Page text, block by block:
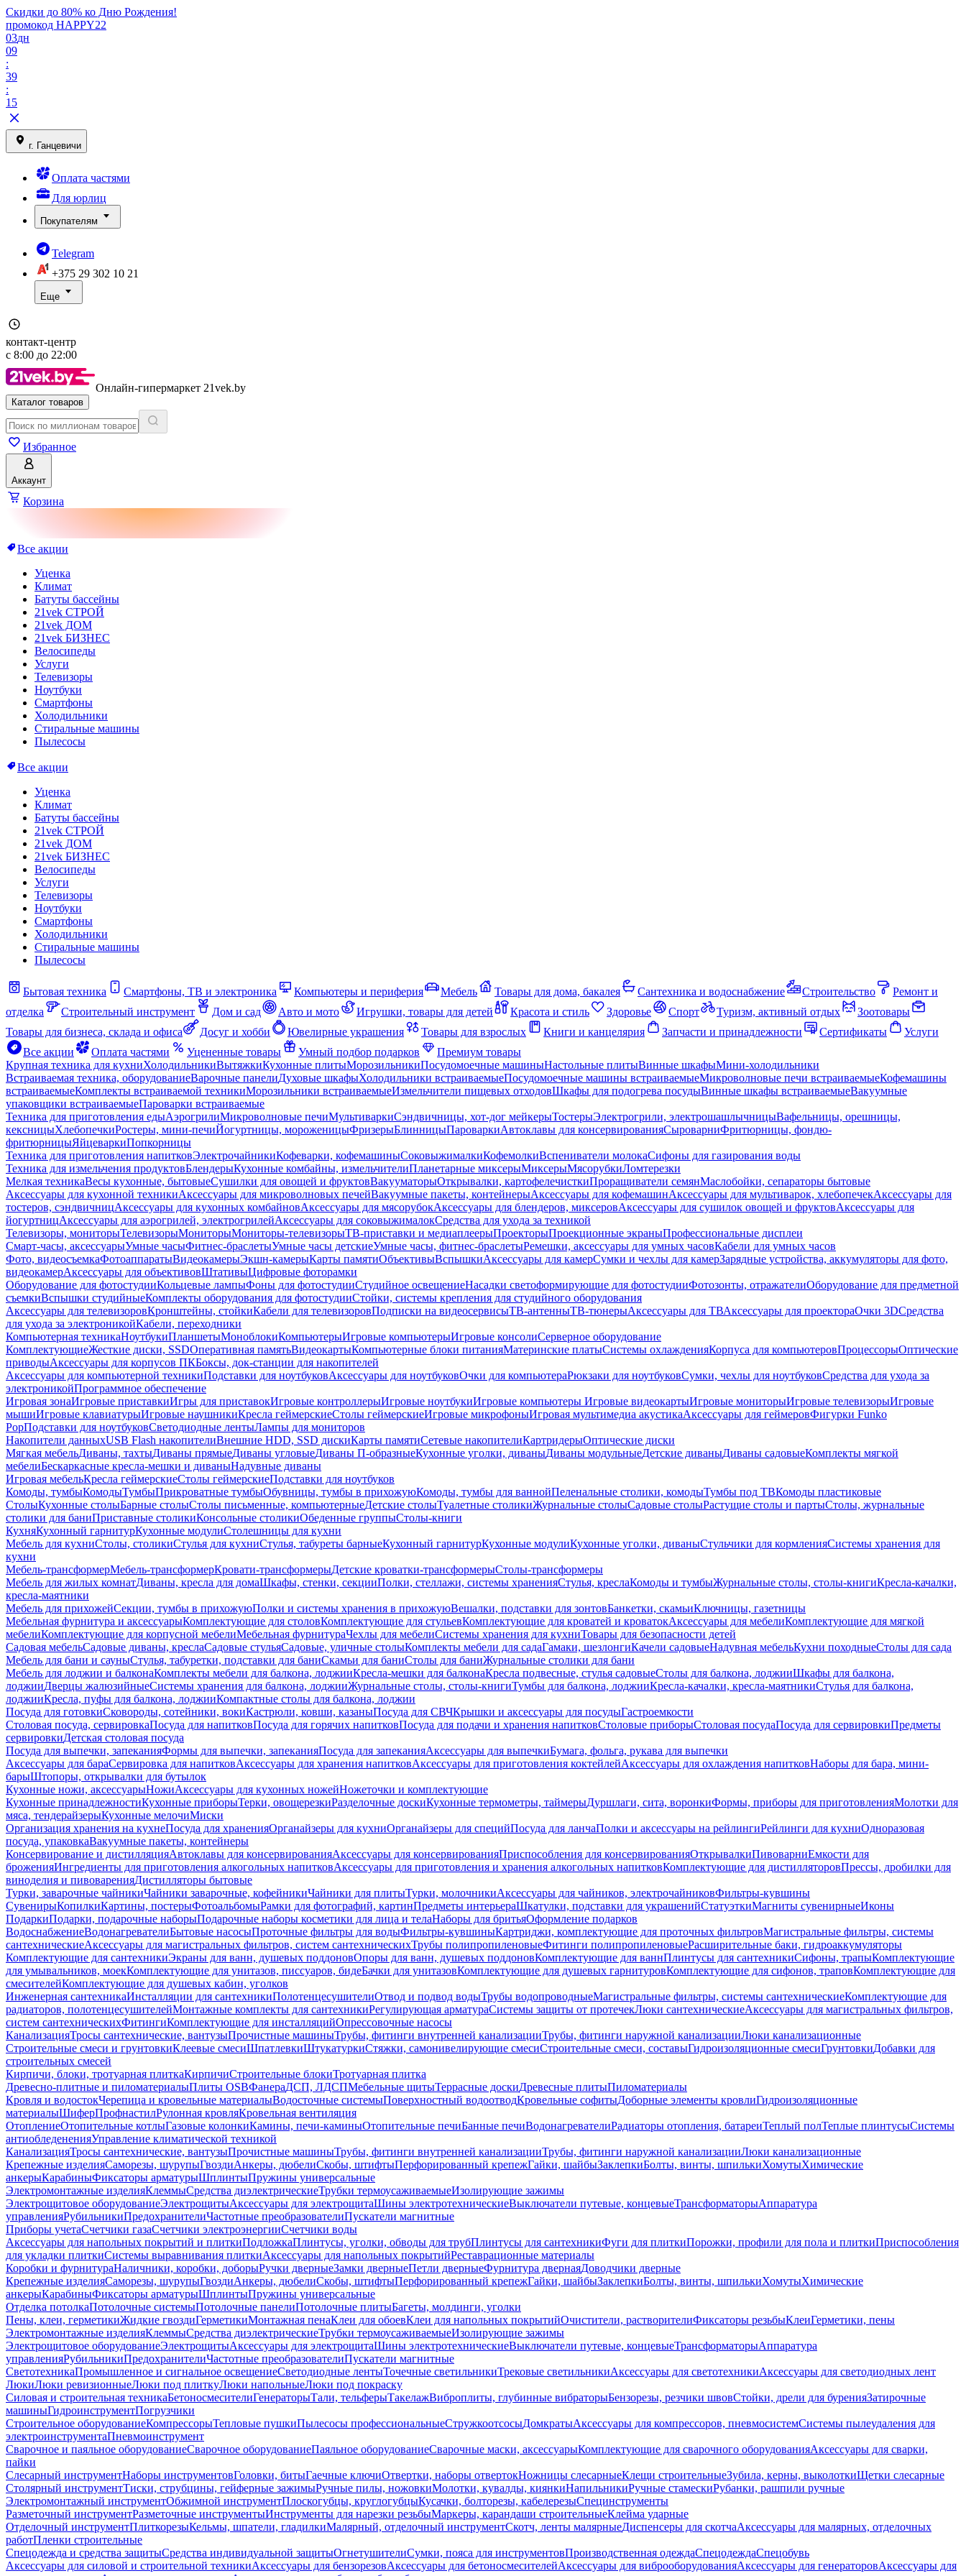
Скидки до 80% ко Дню Рождения!
промокод HAPPY22
03дн
09
:
39
:
15
г. Ганцевичи
Оплата частями
Для юрлиц
Покупателям
Telegram
+375 29 302 10 21
Еще
контакт-центр
с 8:00 до 22:00
Онлайн-гипермаркет 21vek.by
Каталог товаров
Избранное
Аккаунт
Корзина
Все акции
Уценка
Климат
Батуты бассейны
21vek СТРОЙ
21vek ДОМ
21vek БИЗНЕС
Велосипеды
Услуги
Телевизоры
Ноутбуки
Смартфоны
Холодильники
Стиральные машины
Пылесосы
Все акции
Уценка
Климат
Батуты бассейны
21vek СТРОЙ
21vek ДОМ
21vek БИЗНЕС
Велосипеды
Услуги
Телевизоры
Ноутбуки
Смартфоны
Холодильники
Стиральные машины
Пылесосы
Бытовая техника Смартфоны, ТВ и электроника Компьютеры и периферия Мебель Товары для дома, бакалея Сантехника и водоснабжение Строительство
Ремонт и
отделка
Строительный инструмент Дом и сад Авто и мото Игрушки, товары для детей Красота и стиль Здоровье Спорт Туризм, активный отдых
Зоотовары
Товары для бизнеса, склада и офиса
Досуг и хобби Ювелирные украшения Товары для взрослых Книги и канцелярия Запчасти и принадлежности Сертификаты
Услуги
Все акции
Оплата частями Уцененные товары Умный подбор подарков
Премиум товары
Крупная техника для кухниХолодильникиВытяжкиКухонные плитыМорозильникиПосудомоечные машиныНастольные плитыВинные шкафыМини-холодильники
Встраиваемая техника, оборудованиеВарочные панелиДуховые шкафыХолодильники встраиваемыеПосудомоечные машины встраиваемыеМикроволновые печи встраиваемыеКофемашины
встраиваемыеКомплекты встраиваемой техникиМорозильники встраиваемыеИзмельчители пищевых отходовШкафы для подогрева посудыВинные шкафы встраиваемыеВакуумные
упаковщики встраиваемыеПароварки встраиваемые
Техника для приготовления едыАэрогрилиМикроволновые печиМультиваркиСэндвичницы, хот-дог мейкерыТостерыЭлектрогрили, электрошашлычницыВафельницы, орешницы,
кексницыХлебопечкиРостеры, мини-печиЙогуртницы, мороженицыФризерыБлинницыПароваркиАвтоклавы для консервированияСыроварниФритюрницы, фондю-
фритюрницыЯйцеваркиПопкорницы
Техника для приготовления напитковЭлектрочайникиКофеварки, кофемашиныСоковыжималкиКофемолкиВспениватели молокаСифоны для газирования воды
Техника для измельчения продуктовБлендерыКухонные комбайны, измельчителиПланетарные миксерыМиксерыМясорубкиЛомтерезки
Мелкая техникаВесы кухонные, бытовыеСушилки для овощей и фруктовВакууматорыОткрывалки, картофелечисткиПроращиватели семянМаслобойки, сепараторы бытовые
Аксессуары для кухонной техникиАксессуары для микроволновых печейВакуумные пакеты, контейнерыАксессуары для кофемашинАксессуары для мультиварок, хлебопечекАксессуары для
тостеров, сэндвичницАксессуары для кухонных комбайновАксессуары для мясорубокАксессуары для блендеров, миксеровАксессуары для сушилок овощей и фруктовАксессуары для
йогуртницАксессуары для аэрогрилей, электрогрилейАксессуары для соковыжималокСредства для ухода за техникой
Телевизоры, мониторыТелевизорыМониторыМониторы-телевизорыТВ-приставки и медиаплеерыПроекторыПроекционные экраныПрофессиональные дисплеи
Смарт-часы, аксессуарыУмные часыФитнес-браслетыУмные часы детскиеУмные часы, фитнес-браслетыРемешки, аксессуары для умных часовКабели для умных часов
Фото, видеосъемкаФотоаппаратыВидеокамерыЭкшн-камерыКарты памятиОбъективыВспышкиАксессуары для камерСумки и чехлы для камерЗарядные устройства, аккумуляторы для фото,
видеокамерАксессуары для объективовШтативыЦифровые фоторамки
Оборудование для фотостудииКольцевые лампыФоны для фотостудииСтудийное освещениеНасадки светоформирующие для фотостудииФотозонты, отражателиОборудование для предметной
съемкиВспышки студийныеКомплекты оборудования для фотостудииСтойки, системы крепления для студийного оборудования
Аксессуары для телевизоровКронштейны, стойкиКабели для телевизоровПодписки на видеосервисыТВ-антенныТВ-тюнерыАксессуары для ТВАксессуары для проектораОчки 3DСредства
для ухода за электроникойКабели, переходники
Компьютерная техникаНоутбукиПланшетыМоноблокиКомпьютерыИгровые компьютерыИгровые консолиСерверное оборудование
КомплектующиеЖесткие диски, SSDОперативная памятьВидеокартыКомпьютерные блоки питанияМатеринские платыСистемы охлажденияКорпуса для компьютеровПроцессорыОптические
приводыАксессуары для корпусов ПКБоксы, док-станции для накопителей
Аксессуары для компьютерной техникиПодставки для ноутбуковАксессуары для ноутбуковОчки для компьютераРюкзаки для ноутбуковСумки, чехлы для ноутбуковСредства для ухода за
электроникойПрограммное обеспечение
Игровая зонаИгровые приставкиИгры для приставокИгровые контроллерыИгровые ноутбукиИгровые компьютеры Игровые видеокартыИгровые мониторыИгровые телевизорыИгровые
мышиИгровые клавиатурыИгровые наушникиКресла геймерскиеСтолы геймерскиеИгровые микрофоныИгровая мультимедиа акустикаАксессуары для геймеровФигурки Funko
PopПодставки для ноутбуковСветодиодные лентыЛампы для мониторов
Накопители данныхUSB Flash накопителиВнешние HDD, SSD дискиКарты памятиСетевые накопителиКартридерыОптические диски
Мягкая мебельДиваны, тахтыДиваны прямыеДиваны угловыеДиваны П-образныеКухонные уголки, диваныДиваны модульныеДетские диваныДиваны садовыеКомплекты мягкой
мебелиБескаркасные кресла-мешки и диваныНадувные диваны
Игровая мебельКресла геймерскиеСтолы геймерскиеПодставки для ноутбуков
Комоды, тумбыКомодыТумбыПрикроватные тумбыОбувницы, тумбы в прихожуюКомоды, тумбы для ваннойПеленальные столики, комодыТумбы под ТВКомоды пластиковые
СтолыКухонные столыБарные столыСтолы письменные, компьютерныеДетские столыТуалетные столикиЖурнальные столыСадовые столыРастущие столы и партыСтолы, журнальные
столики для баниПриставные столикиКонсольные столикиОбеденные группыСтолы-книги
КухняКухонный гарнитурКухонные модулиСтолешницы для кухни
Мебель для кухниСтолы, столикиСтулья для кухниСтулья, табуреты барныеКухонный гарнитурКухонные модулиКухонные уголки, диваныСтульчики для кормленияСистемы хранения для
кухни
Мебель-трансформерМебель-трансформерКровати-трансформерыДетские кроватки-трансформерыСтолы-трансформеры
Мебель для жилых комнатДиваны, кресла для домаШкафы, стенки, секцииПолки, стеллажи, системы храненияСтулья, креслаКомоды и тумбыЖурнальные столы, столы-книгиКресла-качалки,
кресла-маятники
Мебель для прихожейСекции, тумбы в прихожуюПолки и системы хранения в прихожуюВешалки, подставки для зонтовБанкетки, скамьиКлючницы, газетницы
Мебельная фурнитура и аксессуарыКомплектующие для столовКомплектующие для стульевКомплектующие для кроватей и кроватокАксессуары для мебелиКомплектующие для мягкой
мебелиКомплектующие для корпусной мебелиМебельная фурнитураЧехлы для мебелиСистемы хранения для кухниТовары для безопасности детей
Садовая мебельСадовые диваны, креслаСадовые стульяСадовые, уличные столыКомплекты мебели для садаГамаки, шезлонгиКачели садовыеНадувная мебельКухни походныеСтолы для сада
Мебель для бани и сауныСтулья, табуретки, подставки для баниСкамьи для баниСтолы для баниЖурнальные столики для бани
Мебель для лоджии и балконаКомплекты мебели для балкона, лоджииКресла-мешки для балконаКресла подвесные, стулья садовыеСтолы для балкона, лоджииШкафы для балкона,
лоджииДверцы жалюзийныеСистемы хранения для балкона, лоджииЖурнальные столы, столы-книгиТумбы для балкона, лоджииКресла-качалки, кресла-маятникиСтулья для балкона,
лоджииКресла, пуфы для балкона, лоджииКомпактные столы для балкона, лоджии
Посуда для готовкиСковороды, сотейники, вокиКастрюли, ковши, казаныПосуда для СВЧКрышки и аксессуары для посудыГастроемкости
Столовая посуда, сервировкаПосуда для напитковПосуда для горячих напитковПосуда для подачи и хранения напитковСтоловые приборыСтоловая посудаПосуда для сервировкиПредметы
сервировкиДетская столовая посуда
Посуда для выпечки, запеканияФормы для выпечки, запеканияПосуда для запеканияАксессуары для выпечкиБумага, фольга, рукава для выпечки
Аксессуары для бараСервировка для напитковАксессуары для хранения напитковАксессуары для приготовления коктейлейАксессуары для охлаждения напитковНаборы для бара, мини-
барыШтопоры, открывалки для бутылок
Кухонные ножи, аксессуарыНожиАксессуары для кухонных ножейНожеточки и комплектующие
Кухонные принадлежностиКухонные приборыТерки, овощерезкиРазделочные доскиКухонные термометры, таймерыДуршлаги, сита, воронкиФормы, приборы для приготовленияМолотки для
мяса, тендерайзерыКухонные мелочиМиски
Организация хранения на кухнеПосуда для храненияОрганайзеры для кухниОрганайзеры для специйПосуда для ланчаПолки и аксессуары на рейлингиРейлинги для кухниОдноразовая
посуда, упаковкаВакуумные пакеты, контейнеры
Консервирование и дистилляцияАвтоклавы для консервированияАксессуары для консервированияПриспособления для консервированияОткрывалкиПивоварниЕмкости для
броженияИнгредиенты для приготовления алкогольных напитковАксессуары для приготовления и хранения алкогольных напитковКомплектующие для дистилляторовПрессы, дробилки для
виноделия и пивоваренияДистилляторы бытовые
Турки, заварочные чайникиЧайники заварочные, кофейникиЧайники для плитыТурки, молочникиАксессуары для чайников, электрочайниковФильтры-кувшины
СувенирыКопилкиКартины, постерыФотоальбомыРамки для фотографий, картинПредметы интерьераШкатулки, подставки для украшенийСтатуэткиМагниты сувенирныеИконы
ПодаркиПодарки, подарочные наборыПодарочные наборы косметики для лица и телаНаборы для бритьяОформление подарков
ВодоснабжениеВодонагревателиБытовые насосыПроточные фильтры для водыФильтры-кувшиныКартриджи, комплектующие для проточных фильтровМагистральные фильтры, системы
сантехническиеАксессуары для магистральных фильтров, систем сантехническихТрубы полипропиленовыеФитинги полипропиленовыеРасширительные баки, гидроаккумуляторы
Комплектующие для сантехникиЭкраны для ванн, душевых поддоновОпоры для ванн, душевых поддоновКомплектующие для ваннПлинтусы для сантехникиСифоны, трапыКомплектующие
для умывальников, моекКомплектующие для унитазов, писсуаров, бидеБачки для унитазовКомплектующие для душевых гарнитуровКомплектующие для сифонов, траповКомплектующие для
смесителейКомплектующие для душевых кабин, уголков
Инженерная сантехникаИнсталляции для сантехникиПолотенцесушителиОтвод и подвод водыТрубы водопроводныеМагистральные фильтры, системы сантехническиеКомплектующие для
радиаторов, полотенцесушителейМонтажные комплекты для сантехникиРегулирующая арматураСистемы защиты от протечекЛюки сантехническиеАксессуары для магистральных фильтров,
систем сантехническихФитингиКомплектующие для инсталляцийОпрессовочные насосы
КанализацияТросы сантехнические, вантузыПрочистные машиныТрубы, фитинги внутренней канализацииТрубы, фитинги наружной канализацииЛюки канализационные
Строительные смеси и грунтовкиКлеевые смесиШпатлевкиШтукатуркиСтяжки, самонивелирующие смесиСтроительные смеси, составыГидроизоляционные смесиГрунтовкиДобавки для
строительных смесей
Кирпичи, блоки, тротуарная плиткаКирпичиСтроительные блокиТротуарная плитка
Древесно-плитные и пиломатериалыПлиты OSBФанераДСП, ЛДСПМебельные щитыТеррасные доскиДревесные плитыПиломатериалы
Кровля и водостокЧерепица и кровельные материалыВодосточные системыПоверхностный водоотводКровельные софитыДоборные элементы кровлиГидроизоляционные
материалыШиферПрофнастилРулонная кровляКровельная вентиляция
ОтоплениеОтопительные котлыГазовые колонкиКамины, печи-каминыОтопительные печиБанные печиВодонагревателиРадиаторы отопления, батареиТеплый полТеплые плинтусыСистемы
антиобледененияУправление климатической техникой
КанализацияТросы сантехнические, вантузыПрочистные машиныТрубы, фитинги внутренней канализацииТрубы, фитинги наружной канализацииЛюки канализационные
Крепежные изделияСаморезы, шурупыГвоздиАнкеры, дюбелиСкобы, штифтыПерфорированный крепежГайки, шайбыЗаклепкиБолты, винты, шпилькиХомутыХимические
анкерыКарабиныФиксаторы арматурыШплинтыПружины универсальные
Электромонтажные изделияКлеммыСредства диэлектрическиеТрубки термоусаживаемыеИзолирующие зажимы
Электрощитовое оборудованиеЭлектрощитыАксессуары для электрощитаШины электротехническиеВыключатели путевые, концевыеТрансформаторыАппаратура
управленияРубильникиПредохранителиЧастотные преобразователиПускатели магнитные
Приборы учетаСчетчики газаСчетчики электроэнергииСчетчики воды
Аксессуары для напольных покрытий и плиткиПодложкаПлинтусы, уголки, обводы для трубПлинтусы для сантехникиФуги для плиткиПорожки, профили для пола и плиткиПриспособления
для укладки плиткиСистемы выравнивания плиткиАксессуары для напольных покрытийРеставрационные материалы
Коробки и фурнитураНаличники, коробки, доборыРучки дверныеЗамки дверныеПетли дверныеФурнитура двернаяДоводчики дверные
Крепежные изделияСаморезы, шурупыГвоздиАнкеры, дюбелиСкобы, штифтыПерфорированный крепежГайки, шайбыЗаклепкиБолты, винты, шпилькиХомутыХимические
анкерыКарабиныФиксаторы арматурыШплинтыПружины универсальные
Отделка потолкаПотолочные системыПотолочные панелиПотолочные плитыБагеты, молдинги, уголки
Пены, клеи, герметикиЖидкие гвоздиГерметикиМонтажная пенаКлеи для обоевКлеи для напольных покрытийОчистители, растворителиФиксаторы резьбыКлеиГерметики, пены
Электромонтажные изделияКлеммыСредства диэлектрическиеТрубки термоусаживаемыеИзолирующие зажимы
Электрощитовое оборудованиеЭлектрощитыАксессуары для электрощитаШины электротехническиеВыключатели путевые, концевыеТрансформаторыАппаратура
управленияРубильникиПредохранителиЧастотные преобразователиПускатели магнитные
СветотехникаПромышленное и сигнальное освещениеСветодиодные лентыТочечные светильникиТрековые светильникиАксессуары для светотехникиАксессуары для светодиодных лент
ЛюкиЛюки ревизионныеЛюки под плиткуЛюки напольныеЛюки под покраску
Силовая и строительная техникаБетоносмесителиГенераторыТали, тельферыТакелажВиброплиты, глубинные вибраторыБензорезы, резчики швовСтойки, дрели для буренияЗатирочные
машиныГидроинструментПогрузчики
Строительное оборудованиеКомпрессорыТепловые пушкиПылесосы профессиональныеСтружкоотсосыДомкратыАксессуары для компрессоров, пневмосистемСистемы пылеудаления для
электроинструментаПневмоинструмент
Сварочное и паяльное оборудованиеСварочное оборудованиеПаяльное оборудованиеСварочные маски, аксессуарыКомплектующие для сварочного оборудованияАксессуары для сварки,
пайки
Слесарный инструментНаборы инструментовГоловки, битыГаечные ключиОтвертки, наборы отвертокНожницы слесарныеКлещи строительныеЗубила, керны, выколоткиЩетки слесарные
Столярный инструментТиски, струбцины, гейферные зажимыРучные пилы, ножовкиМолотки, кувалды, киянкиНапильникиРучные стамескиРубанки, рашпили ручные
Электромонтажный инструментОбжимной инструментПлоскогубцы, круглогубцыКусачки, болторезы, кабелерезыСпецинструменты
Разметочный инструментРазметочные инструментыИнструменты для нарезки резьбыМаркеры, карандаши строительныеКлейма ударные
Отделочный инструментПлиткорезыКельмы, шпатели, гладилкиМалярный, отделочный инструментСкотч, ленты малярныеДиспенсеры для скотчаАксессуары для малярных, отделочных
работПленки строительные
Спецодежда и средства защитыСредства индивидуальной защитыОгнетушителиСумки, пояса для инструментовПроизводственная одеждаСпецодеждаСпецобувь
Аксессуары для силовой и строительной техникиАксессуары для бензорезовАксессуары для бетоносмесителейАксессуары для виброоборудованияАксессуары для генераторовАксессуары для